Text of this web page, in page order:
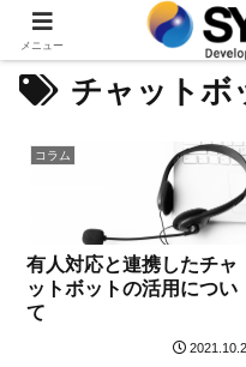
チャットボ
コラム
有人対応と連携したチャ
ットボットの活用につい
て
メニュー